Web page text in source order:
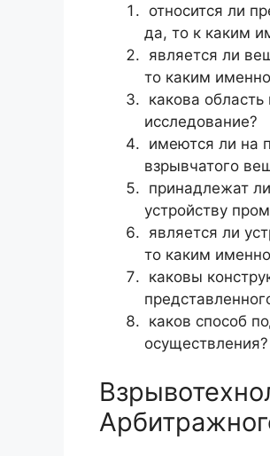
относится ли
да, то к каким
является ли
то каким
какова
исследование?
имеются ли на
взрывчатого
принадлежат
устройству
является ли
то каким
каковы
каков способ
осуществления?